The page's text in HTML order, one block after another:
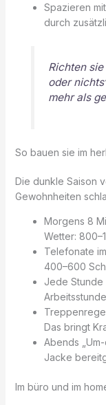
Spazieren
durch
Richten
oder
mehr als
So bauen sie im
Die dunkle Saison
Gewohnheiten
Morgens 8
Wetter:
Telefonate
400–600
Jede Stunde
Das bringt
Abends
Jacke
Im büro und im